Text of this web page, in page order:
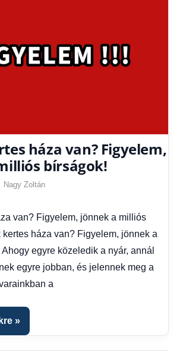
háza van? Figyelem,
bírságok!
Nagy Zoltán
hírek
Gazdaság,
Hírek,
Hírek
kézből
van? Figyelem, jönnek a milliós
kertes háza van? Figyelem, jönnek a
egyre közeledik a nyár, annál
egyre jobban, és jelennek meg a
a